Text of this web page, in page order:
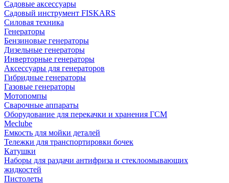
Садовые аксессуары
Садовый инструмент FISKARS
Силовая техника
Генераторы
Бензиновые генераторы
Дизельные генераторы
Инверторные генераторы
Аксессуары для генераторов
Гибридные генераторы
Газовые генераторы
Мотопомпы
Сварочные аппараты
Оборудование для перекачки и хранения ГСМ
Meclube
Емкость для мойки деталей
Тележки для транспортировки бочек
Катушки
Наборы для раздачи антифриза и стеклоомывающих
жидкостей
Пистолеты